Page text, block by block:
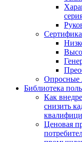
Опросные
Библиотека
Как
снизить
Ценовая